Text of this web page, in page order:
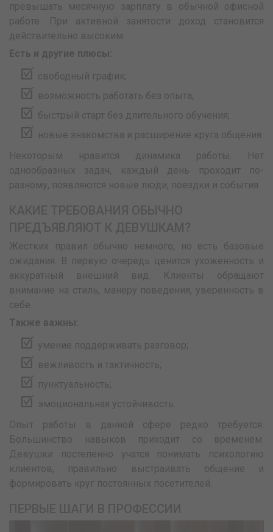
превышать месячную зарплату в обычной офисной
работе. При активной занятости доход становится
действительно высоким.
Есть и другие плюсы:
свободный график;
возможность работать без опыта;
быстрый старт без длительного обучения;
новые знакомства и расширение круга общения.
Некоторым нравится динамика работы. Нет
однообразных задач, каждый день проходит по-
разному, появляются новые люди, поездки и события.
Жестких правил обычно немного, но есть базовые
ожидания. В первую очередь ценится ухоженность и
аккуратный внешний вид. Клиенты обращают
внимание на стиль, манеру поведения, уверенность в
себе.
Также важны:
умение поддерживать разговор;
вежливость и тактичность;
пунктуальность;
эмоциональная устойчивость.
Опыт работы в данной сфере редко требуется.
Большинство навыков приходит со временем.
Девушки постепенно учатся понимать психологию
клиентов, правильно выстраивать общение и
формировать круг постоянных посетителей.